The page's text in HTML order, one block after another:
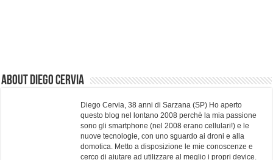
About Diego Cervia
Diego Cervia, 38 anni di Sarzana (SP) Ho aperto
questo blog nel lontano 2008 perchè la mia passione
sono gli smartphone (nel 2008 erano cellulari!) e le
nuove tecnologie, con uno sguardo ai droni e alla
domotica. Metto a disposizione le mie conoscenze e
cerco di aiutare ad utilizzare al meglio i propri device.